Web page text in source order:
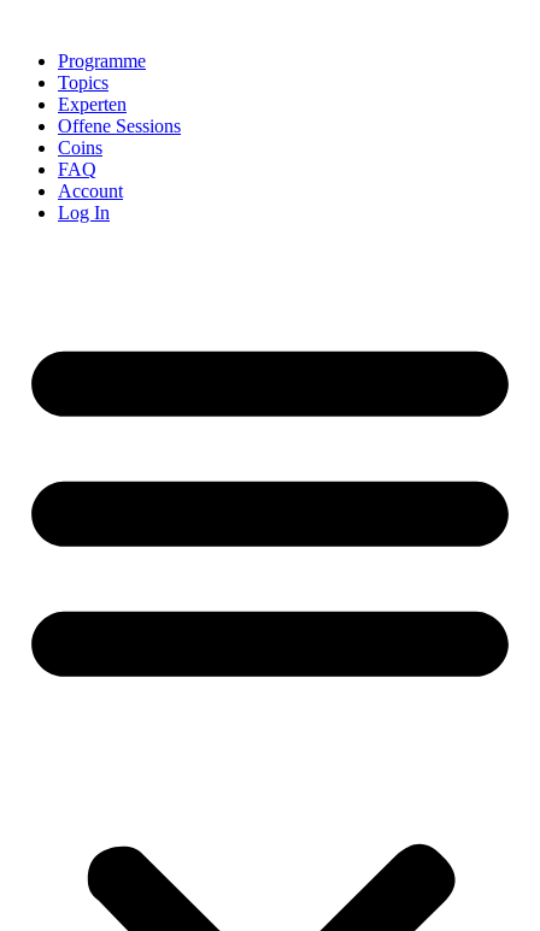
contentProgramme
Topics
Experten
Offene Sessions
Coins
FAQ
Account
Log In